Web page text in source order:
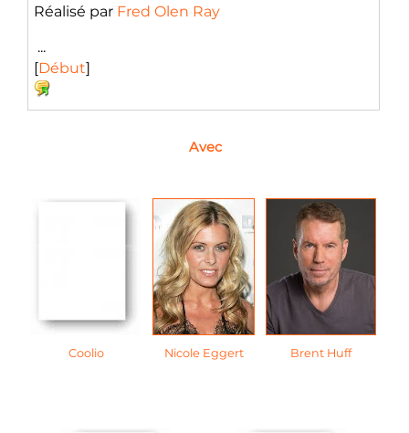
Réalisé par Fred Olen Ray
...
[Début]
Avec
Coolio Nicole Eggert Brent Huff